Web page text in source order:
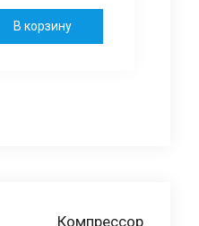
В корзину
Компрессор